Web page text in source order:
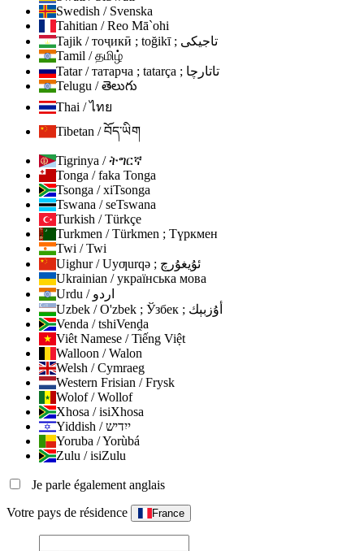
Swedish / Svenska
Tahitian / Reo Mā`ohi
Tajik / тоҷикӣ ; toğikī ; تاجیکی
Tamil / தமிழ்
Tatar / татарча ; tatarça ; تاتارچا
Telugu / తెలుగు
Thai / ไทย
Tibetan / བོད་ཡིག
Tigrinya / ትግርኛ
Tonga / faka Tonga
Tsonga / xiTsonga
Tswana / seTswana
Turkish / Türkçe
Turkmen / Türkmen ; Түркмен
Twi / Twi
Uighur / Uyƣurqə ; ئۇيغۇرچ
Ukrainian / українська мова
Urdu / اردو
Uzbek / O'zbek ; Ўзбек ; أۇزبېك
Venda / tshiVenḓa
Viêt Namese / Tiếng Việt
Walloon / Walon
Welsh / Cymraeg
Western Frisian / Frysk
Wolof / Wollof
Xhosa / isiXhosa
Yiddish / ייִדיש
Yoruba / Yorùbá
Zulu / isiZulu
Je parle également anglais
Votre pays de résidence
France